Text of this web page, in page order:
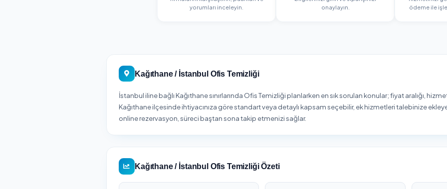
1
Bölgenizdeki ofis temizliği
firmalarını karşılaştırın, puanları ve
bilgilerinizi girin ve siparişinizi